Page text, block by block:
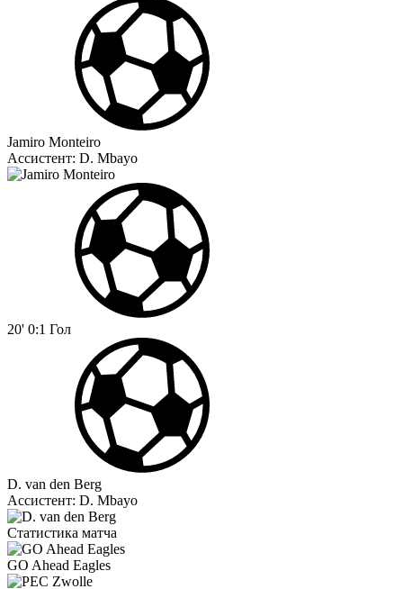
Jamiro Monteiro
Ассистент: D. Mbayo
20' 0:1 Гол
D. van den Berg
Ассистент: D. Mbayo
Статистика матча
GO Ahead Eagles